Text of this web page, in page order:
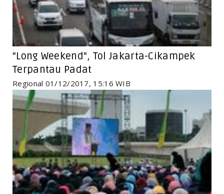
"Long Weekend", Tol Jakarta-Cikampek
Terpantau Padat
Regional 01/12/2017, 15:16 WIB